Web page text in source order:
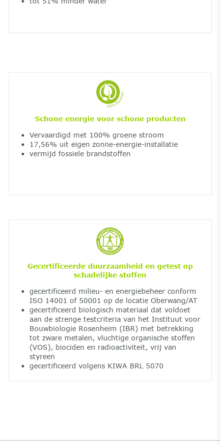
Schone energie voor schone producten
Vervaardigd met 100% groene stroom
17,56% uit eigen zonne-energie-installatie
vermijd fossiele brandstoffen
Gecertificeerde duurzaamheid en getest op
schadelijke stoffen
gecertificeerd milieu- en energiebeheer conform
ISO 14001 of 50001 op de locatie Oberwang/AT
gecertificeerd biologisch materiaal dat voldoet
aan de strenge testcriteria van het Instituut voor
Bouwbiologie Rosenheim (IBR) met betrekking
tot zware metalen, vluchtige organische stoffen
(VOS), biociden en radioactiviteit, vrij van
styreen
gecertificeerd volgens KIWA BRL 5070